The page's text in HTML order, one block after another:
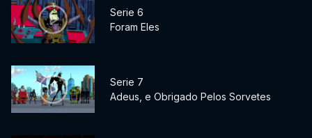
Serie 6
Foram Eles
Serie 7
Adeus, e Obrigado Pelos Sorvetes